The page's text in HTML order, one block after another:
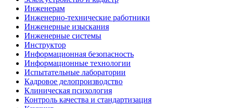
Инженерам
Инженерно-технические работники
Инженерные изыскания
Инженерные системы
Инструктор
Информационная безопасность
Информационные технологии
Испытательные лаборатории
Кадровое делопроизводство
Клиническая психология
Контроль качества и стандартизация